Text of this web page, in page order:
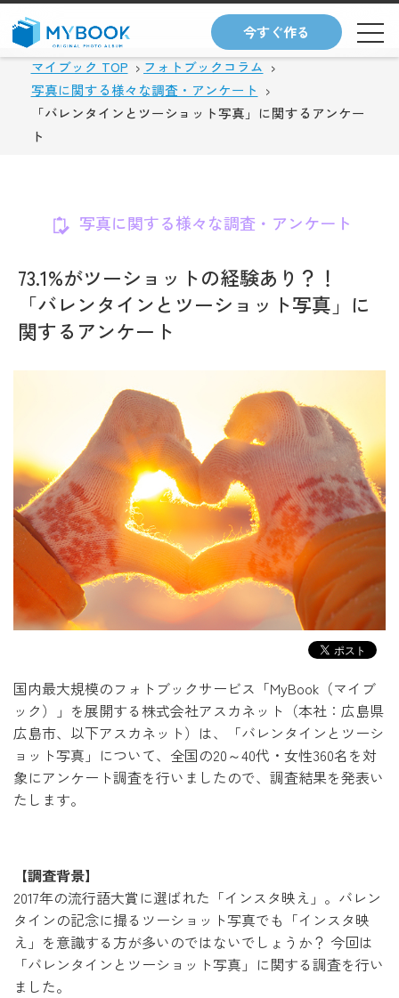
今すぐ作る
マイブック TOP
フォトブックコラム
写真に関する様々な調査・アンケート
「バレンタインとツーショット写真」に関するアンケー
ト
写真に関する様々な調査・アンケート
73.1%がツーショットの経験あり？！
「バレンタインとツーショット写真」に
関するアンケート
国内最大規模のフォトブックサービス「MyBook（マイブ
ック）」を展開する株式会社アスカネット（本社：広島県
広島市、以下アスカネット）は、「バレンタインとツーシ
ョット写真」について、全国の20～40代・女性360名を対
象にアンケート調査を行いましたので、調査結果を発表い
たします。
【調査背景】
2017年の流行語大賞に選ばれた「インスタ映え」。バレン
タインの記念に撮るツーショット写真でも「インスタ映
え」を意識する方が多いのではないでしょうか？ 今回は
「バレンタインとツーショット写真」に関する調査を行い
ました。